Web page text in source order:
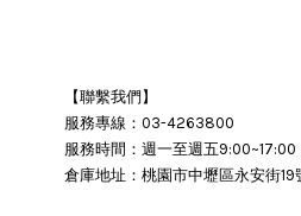
【聯繫我們】
服務專線：03-4263800
服務時間：週一至週五9:00~17:00
倉庫地址：桃園市中壢區永安街19